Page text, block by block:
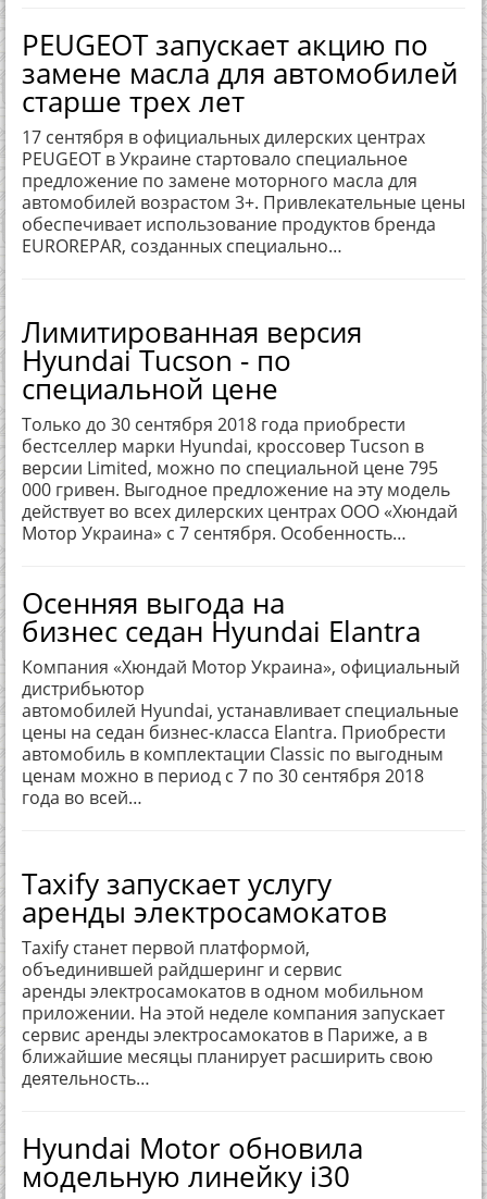
PEUGEOT запускает акцию по
замене масла для автомобилей
старше трех лет
17 сентября в официальных дилерских центрах
PEUGEOT в Украине стартовало специальное
предложение по замене моторного масла для
автомобилей возрастом 3+. Привлекательные цены
обеспечивает использование продуктов бренда
EUROREPAR, созданных специально…
Лимитированная версия
Hyundai Tucson - по
специальной цене
Только до 30 сентября 2018 года приобрести
бестселлер марки Hyundai, кроссовер Tucson в
версии Limited, можно по специальной цене 795
000 гривен. Выгодное предложение на эту модель
действует во всех дилерских центрах ООО «Хюндай
Мотор Украина» с 7 сентября. Особенность…
Осенняя выгода на
бизнес седан Hyundai Elantra
Компания «Хюндай Мотор Украина», официальный
дистрибьютор
автомобилей Hyundai, устанавливает специальные
цены на седан бизнес-класса Elantra. Приобрести
автомобиль в комплектации Classic по выгодным
ценам можно в период с 7 по 30 сентября 2018
года во всей…
Taxify запускает услугу
аренды электросамокатов
Taxify станет первой платформой,
объединившей райдшеринг и сервис
аренды электросамокатов в одном мобильном
приложении. На этой неделе компания запускает
сервис аренды электросамокатов в Париже, а в
ближайшие месяцы планирует расширить свою
деятельность…
Hyundai Motor обновила
модельную линейку i30